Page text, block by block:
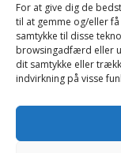
For at give dig de
til at gemme og/eller
samtykke til disse
browsingadfærd eller
dit samtykke eller
indvirkning på visse
Pringles Hot &
742 Views40 kr.
Fini